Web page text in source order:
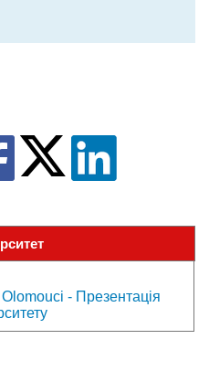
- Презентація